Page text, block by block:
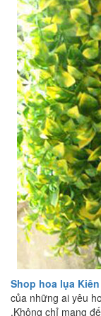
Shop hoa lụa
của những ai yêu
.Không chỉ mang